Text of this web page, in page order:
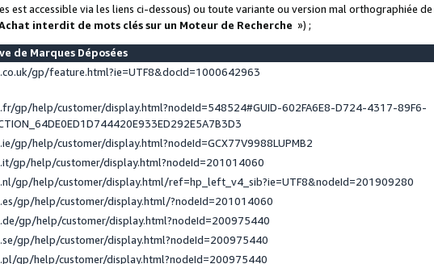
est accessible via les liens ci-dessous) ou toute variante ou version mal orthographiée
interdit de mots clés sur un Moteur de Recherche ») ;
de Marques Déposées
gp/feature.html?ie=UTF8&docId=1000642963
gp/help/customer/display.html?nodeId=548524#GUID-602FA6E8-D724-4317-89F6-
gp/help/customer/display.html?nodeId=GCX77V9988LUPMB2
gp/help/customer/display.html?nodeId=201014060
gp/help/customer/display.html/ref=hp_left_v4_sib?ie=UTF8&nodeId=201909280
gp/help/customer/display.html/?nodeId=201014060
gp/help/customer/display.html?nodeId=200975440
gp/help/customer/display.html?nodeId=200975440
gp/help/customer/display.html?nodeId=200975440